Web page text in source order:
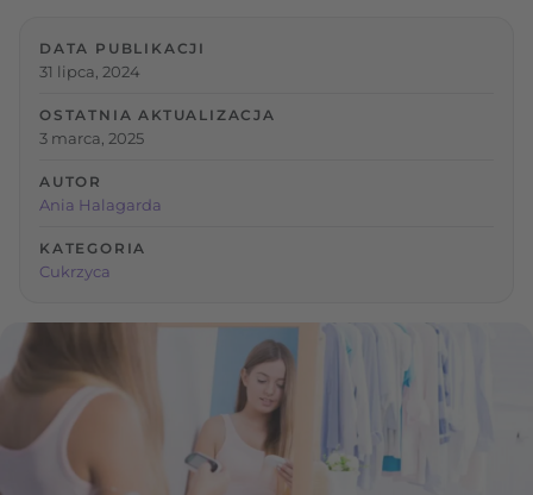
DATA PUBLIKACJI
31 lipca, 2024
OSTATNIA AKTUALIZACJA
3 marca, 2025
AUTOR
Ania Halagarda
KATEGORIA
Cukrzyca